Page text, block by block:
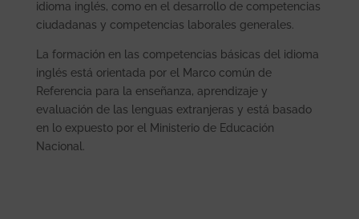
idioma inglés, como en el desarrollo de competencias
ciudadanas y competencias laborales generales.
La formación en las competencias básicas del idioma
inglés está orientada por el Marco común de
Referencia para la enseñanza, aprendizaje y
evaluación de las lenguas extranjeras y está basado
en lo expuesto por el Ministerio de Educación
Nacional.